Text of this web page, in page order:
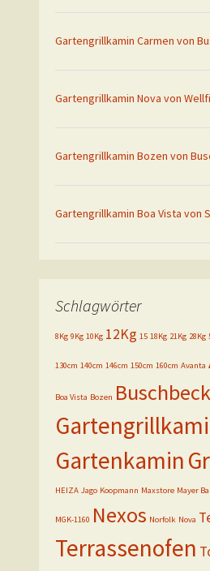
Gartengrillkamin Carmen von
Gartengrillkamin Nova von
Gartengrillkamin Bozen von
Gartengrillkamin Boa Vista von
Schlagwörter
8Kg 9Kg 10Kg 12Kg 15 18Kg 21Kg 28Kg
130cm 140cm 146cm 150cm 160cm Avanta
Boa Vista Bozen Buschbeck
Gartenkamin
HEIZA Jago Koopmann Maxstore Mayer
MGK-1160 Nexos Norfolk Nova
Terrassenofen